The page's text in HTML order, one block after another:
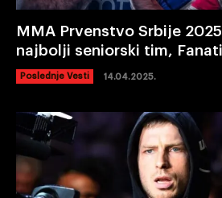
MMA Prvenstvo Srbije
najbolji seniorski tim,
Poslednje Vesti 14.04.2025.